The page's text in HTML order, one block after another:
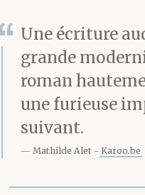
Une écriture
grande
roman
une furieuse
suivant.
Mathilde Alet Karoo.be